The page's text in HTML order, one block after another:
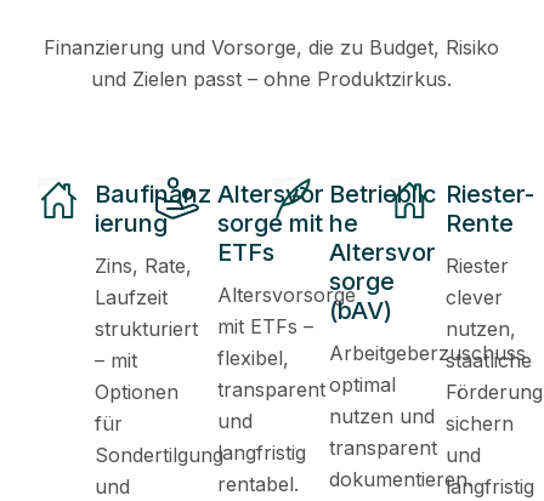
Finanzierung und Vorsorge, die zu Budget, Risiko
und Zielen passt – ohne Produktzirkus.
Baufinanz
ierung
Zins, Rate,
Laufzeit
strukturiert
– mit
Optionen
für
Sondertilgung
und
Altersvor
sorge mit
ETFs
ChatGPT:
Altersvorsorge
mit ETFs –
flexibel,
transparent
und
langfristig
rentabel.
Betrieblic
he
Altersvor
sorge
(bAV)
ChatGPT:
Arbeitgeberzuschuss
optimal
nutzen und
transparent
dokumentieren.
Riester-
Rente
Riester
clever
nutzen,
staatliche
Förderung
sichern
und
langfristig